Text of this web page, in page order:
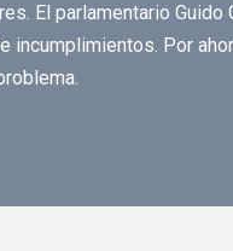
El parlamentario Guido
Por